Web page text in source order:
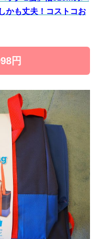
かも丈夫！コストコお
円